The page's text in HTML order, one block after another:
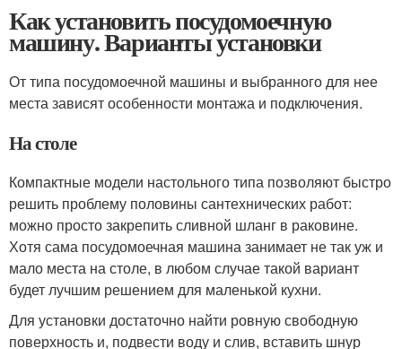
Как установить посудомоечную
машину. Варианты установки
От типа посудомоечной машины и выбранного для нее
места зависят особенности монтажа и подключения.
На столе
Компактные модели настольного типа позволяют быстро
решить проблему половины сантехнических работ:
можно просто закрепить сливной шланг в раковине.
Хотя сама посудомоечная машина занимает не так уж и
мало места на столе, в любом случае такой вариант
будет лучшим решением для маленькой кухни.
Для установки достаточно найти ровную свободную
поверхность и, подвести воду и слив, вставить шнур